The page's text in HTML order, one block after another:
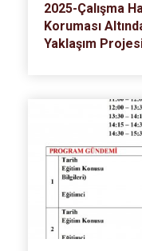
2025-Çalışma
Koruması
Yaklaşım